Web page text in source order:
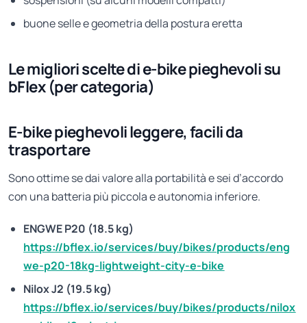
buone selle e geometria della postura eretta
Le migliori scelte di e-bike pieghevoli su
bFlex (per categoria)
E-bike pieghevoli leggere, facili da
trasportare
Sono ottime se dai valore alla portabilità e sei d’accordo
con una batteria più piccola e autonomia inferiore.
ENGWE P20 (18.5 kg)
https://bflex.io/services/buy/bikes/products/eng
we-p20-18kg-lightweight-city-e-bike
Nilox J2 (19.5 kg)
https://bflex.io/services/buy/bikes/products/nilox